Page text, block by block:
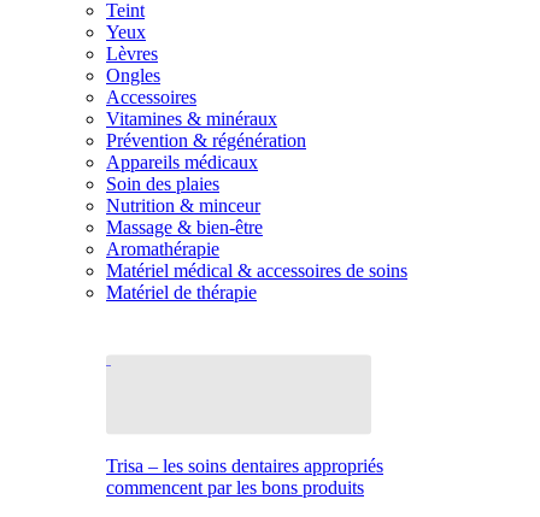
Teint
Yeux
Lèvres
Ongles
Accessoires
Vitamines & minéraux
Prévention & régénération
Appareils médicaux
Soin des plaies
Nutrition & minceur
Massage & bien-être
Aromathérapie
Matériel médical & accessoires de soins
Matériel de thérapie
Trisa – les soins dentaires appropriés
commencent par les bons produits